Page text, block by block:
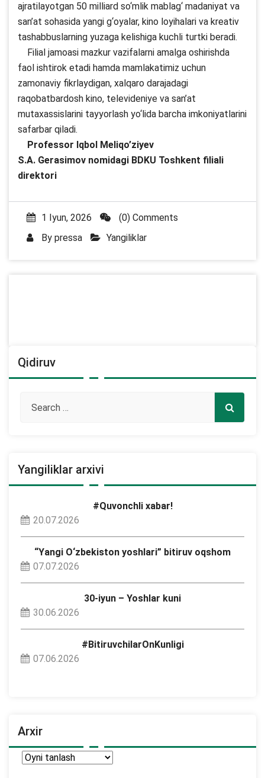
ajratilayotgan 50 milliard so‘mlik mablag‘ madaniyat va
san’at sohasida yangi g‘oyalar, kino loyihalari va kreativ
tashabbuslarning yuzaga kelishiga kuchli turtki beradi.
Filial jamoasi mazkur vazifalarni amalga oshirishda
faol ishtirok etadi hamda mamlakatimiz uchun
zamonaviy fikrlaydigan, xalqaro darajadagi
raqobatbardosh kino, televideniye va san’at
mutaxassislarini tayyorlash yo‘lida barcha imkoniyatlarini
safarbar qiladi.
Professor Iqbol Meliqo’ziyev
S.A. Gerasimov nomidagi BDKU Toshkent filiali
direktori
1 Iyun, 2026
(0) Comments
By pressa Yangiliklar
Qidiruv
Yangiliklar arxivi
#Quvonchli xabar!
20.07.2026
“Yangi O‘zbekiston yoshlari” bitiruv oqshom
07.07.2026
30-iyun – Yoshlar kuni
30.06.2026
#BitiruvchilarOnKunligi
07.06.2026
Arxir
Arxir